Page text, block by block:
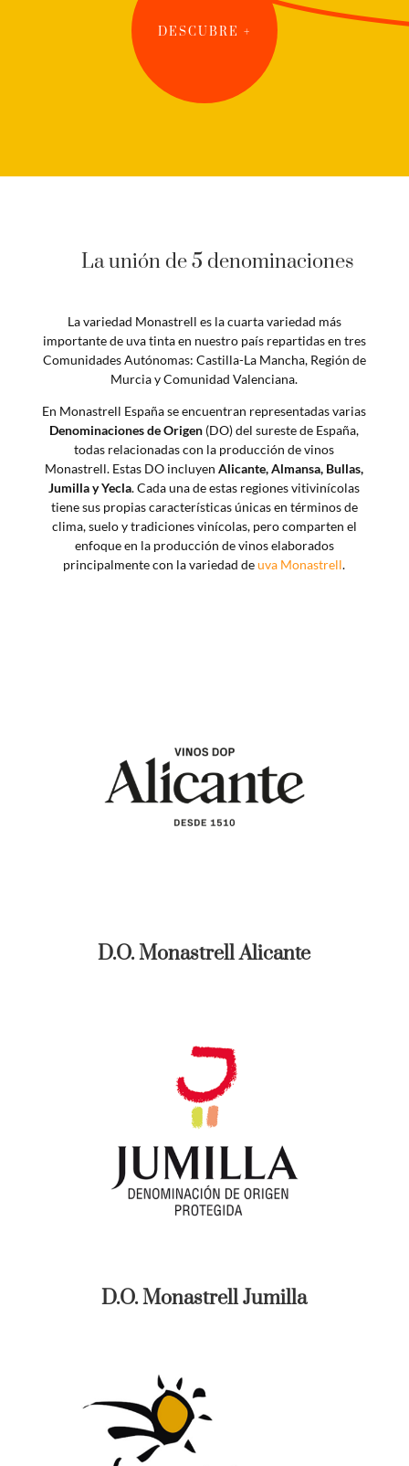
DESCUBRE +
La unión de 5 denominaciones
La variedad Monastrell es la cuarta variedad más
importante de uva tinta en nuestro país repartidas en tres
Comunidades Autónomas: Castilla-La Mancha, Región de
Murcia y Comunidad Valenciana.
En Monastrell España se encuentran representadas varias
Denominaciones de Origen (DO) del sureste de España,
todas relacionadas con la producción de vinos
Monastrell. Estas DO incluyenAlicante, Almansa, Bullas,
Jumilla y Yecla. Cada una de estas regiones vitivinícolas
tiene sus propias características únicas en términos de
clima, suelo y tradiciones vinícolas, pero comparten el
enfoque en la producción de vinos elaborados
principalmente con la variedad deuva Monastrell.
D.O. Monastrell Alicante
D.O. Monastrell Jumilla